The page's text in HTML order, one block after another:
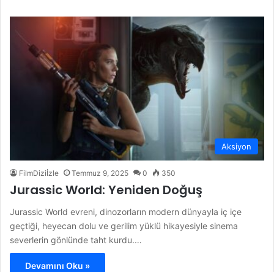
Aksiyon
FilmDiziİzle Temmuz 9, 2025 0 350
Jurassic World: Yeniden Doğuş
Jurassic World evreni, dinozorların modern dünyayla iç içe
geçtiği, heyecan dolu ve gerilim yüklü hikayesiyle sinema
severlerin gönlünde taht kurdu.…
Devamını Oku »